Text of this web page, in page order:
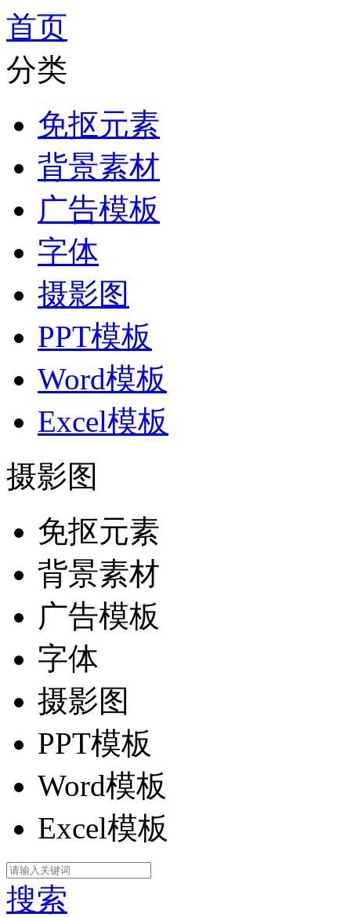
首页
分类
免抠元素
背景素材
广告模板
字体
摄影图
PPT模板
Word模板
Excel模板
摄影图
免抠元素
背景素材
广告模板
字体
摄影图
PPT模板
Word模板
Excel模板
搜索